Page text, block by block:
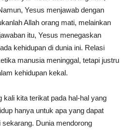
Yesus menjawab dengan
Allah orang mati, melainkan
itu, Yesus menegaskan
kehidupan di dunia ini. Relasi
manusia meninggal, tetapi justru
kehidupan kekal.
kali kita terikat pada hal-hal yang
hanya untuk apa yang dapat
Dunia mendorong